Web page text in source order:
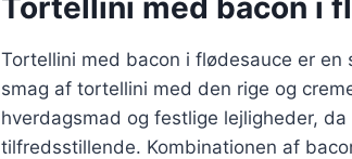
Tortellini med bacon i flødesauce er
smag af tortellini med den rige og
hverdagsmad og festlige lejligheder,
tilfredsstillende. Kombinationen af